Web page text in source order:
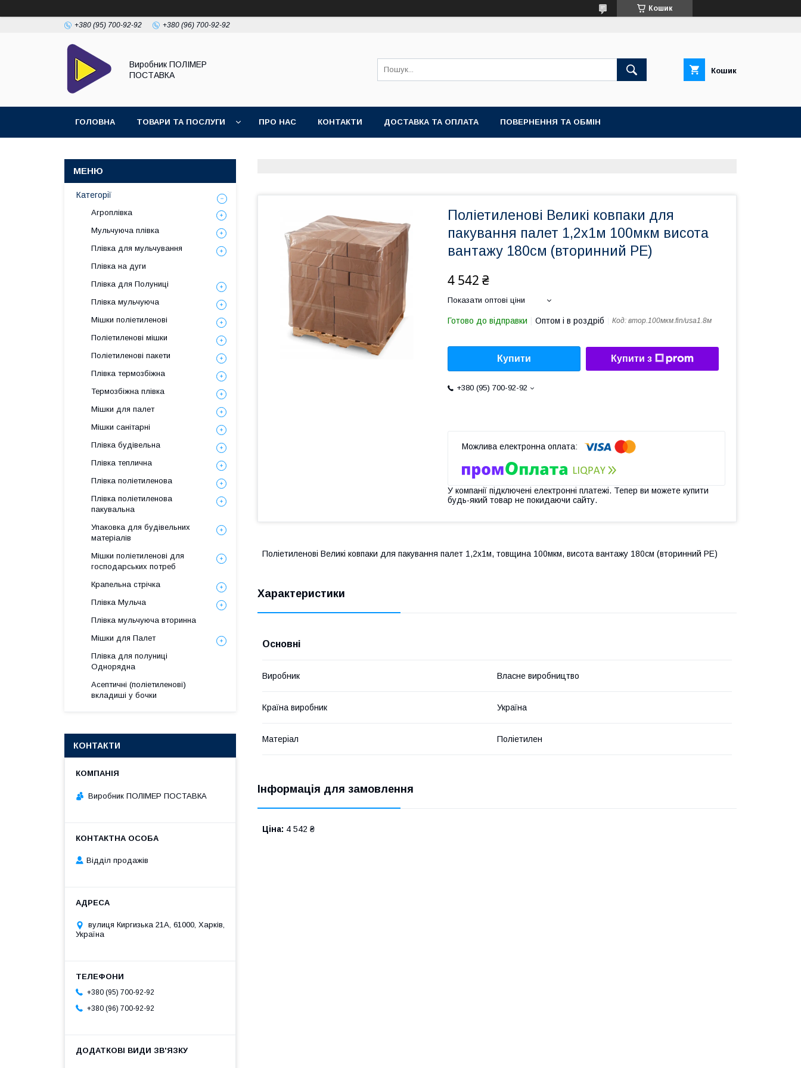
Кошик
+380 (95) 700-92-92 +380 (96) 700-92-92
Виробник ПОЛІМЕР
ПОСТАВКА
Кошик
ГОЛОВНА ТОВАРИ ТА ПОСЛУГИ ПРО НАС КОНТАКТИ ДОСТАВКА ТА ОПЛАТА ПОВЕРНЕННЯ ТА ОБМІН
Поліетиленові Великі ковпаки для
пакування палет 1,2х1м 100мкм висота
вантажу 180см (вторинний PE)
4 542 ₴
Показати оптові ціни
Готово до відправки Оптом і в роздріб Код: втор.100мкм.fin/usa1.8м
Купити Купити з
+380 (95) 700-92-92
У компанії підключені електронні платежі. Тепер ви можете купити
будь-який товар не покидаючи сайту.
Поліетиленові Великі ковпаки для пакування палет 1,2х1м, товщина 100мкм, висота вантажу 180см (вторинний PE)
Характеристики
Основні
Виробник Власне виробництво
Країна виробник Україна
Матеріал Поліетилен
Інформація для замовлення
Ціна: 4 542 ₴
Категорії
Агроплівка
Мульчуюча плівка
Плівка для мульчування
Плівка на дуги
Плівка для Полуниці
Плівка мульчуюча
Мішки поліетиленові
Поліетиленові мішки
Поліетиленові пакети
Плівка термозбіжна
Термозбіжна плівка
Мішки для палет
Мішки санітарні
Плівка будівельна
Плівка теплична
Плівка поліетиленова
Плівка поліетиленова
пакувальна
Упаковка для будівельних
матеріалів
Мішки поліетиленові для
господарських потреб
Крапельна стрічка
Плівка Мульча
Плівка мульчуюча вторинна
Мішки для Палет
Плівка для полуниці
Однорядна
Асептичні (поліетиленові)
вкладиші у бочки
КОНТАКТИ
Виробник ПОЛІМЕР ПОСТАВКА
Відділ продажів
вулиця Киргизька 21А, 61000, Харків,
Україна
+380 (95) 700-92-92
+380 (96) 700-92-92